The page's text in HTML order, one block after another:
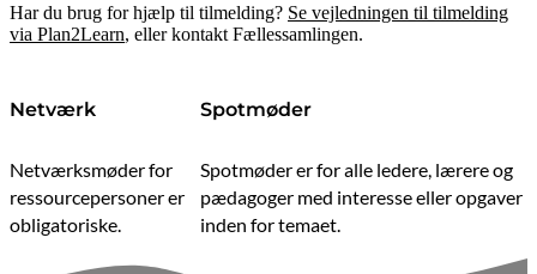
Har du brug for hjælp til tilmelding? Se vejledningen til tilmelding
via Plan2Learn, eller kontakt Fællessamlingen.
Netværk
Netværksmøder for
ressourcepersoner er
obligatoriske.
Spotmøder
Spotmøder er for alle ledere, lærere og
pædagoger med interesse eller opgaver
inden for temaet.